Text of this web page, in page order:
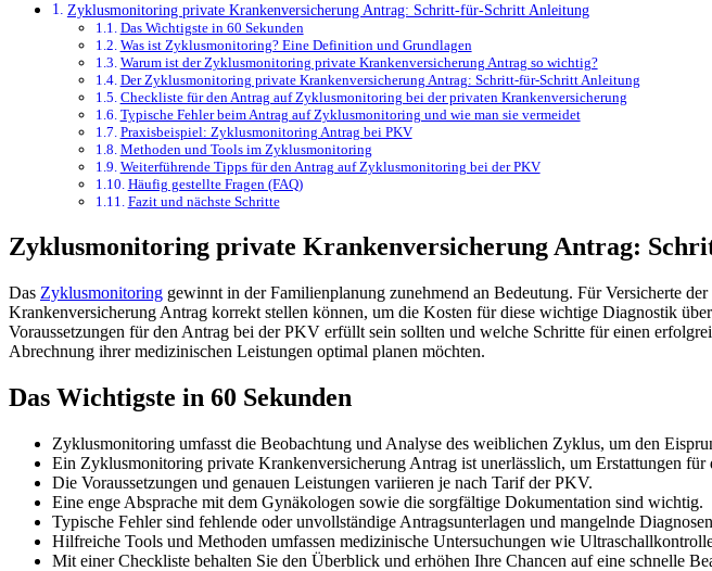
Zyklusmonitoring private Krankenversicherung Antrag: Schritt-für-Schritt Anleitung
Das Wichtigste in 60 Sekunden
Was ist Zyklusmonitoring? Eine Definition und Grundlagen
Warum ist der Zyklusmonitoring private Krankenversicherung Antrag so wichtig?
Der Zyklusmonitoring private Krankenversicherung Antrag: Schritt-für-Schritt Anleitung
Checkliste für den Antrag auf Zyklusmonitoring bei der privaten Krankenversicherung
Typische Fehler beim Antrag auf Zyklusmonitoring und wie man sie vermeidet
Praxisbeispiel: Zyklusmonitoring Antrag bei PKV
Methoden und Tools im Zyklusmonitoring
Weiterführende Tipps für den Antrag auf Zyklusmonitoring bei der PKV
Häufig gestellte Fragen (FAQ)
Fazit und nächste Schritte
Zyklusmonitoring private Krankenversicherung Antrag:
Das Zyklusmonitoring gewinnt in der Familienplanung zunehmend an Bedeutung. Für Versicherte
Krankenversicherung Antrag korrekt stellen können, um die Kosten für diese wichtige Diagnostik
Voraussetzungen für den Antrag bei der PKV erfüllt sein sollten und welche Schritte für einen
Abrechnung ihrer medizinischen Leistungen optimal planen möchten.
Das Wichtigste in 60 Sekunden
Zyklusmonitoring umfasst die Beobachtung und Analyse des weiblichen Zyklus, um den
Ein Zyklusmonitoring private Krankenversicherung Antrag ist unerlässlich, um Erstattungen für
Die Voraussetzungen und genauen Leistungen variieren je nach Tarif der PKV.
Eine enge Absprache mit dem Gynäkologen sowie die sorgfältige Dokumentation sind wichtig.
Typische Fehler sind fehlende oder unvollständige Antragsunterlagen und mangelnde
Hilfreiche Tools und Methoden umfassen medizinische Untersuchungen wie
Mit einer Checkliste behalten Sie den Überblick und erhöhen Ihre Chancen auf eine schnelle